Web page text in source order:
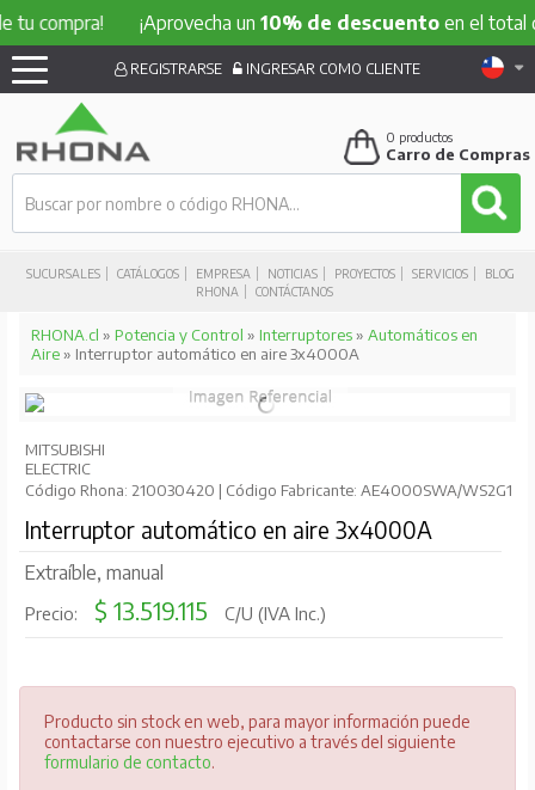
¡Aprovecha un10% de descuentoen el total de tu
SUCURSALES CATÁLOGOS EMPRESA NOTICIAS PROYECTOS SERVICIOS
BLOG
RHONA
CONTÁCTANOS
REGISTRARSE INGRESAR COMO CLIENTE
0 productos
Carro de Compras
RHONA.cl » Potencia y Control » Interruptores» Automáticos en
Aire» Interruptor automático en aire 3x4000A
MITSUBISHI
ELECTRIC
Código Rhona: 210030420 | Código Fabricante: AE4000SWA/WS2G1
Interruptor automático en aire 3x4000A
Extraíble, manual
Precio: $ 13.519.115 C/U (IVA Inc.)
Producto sin stock en web, para mayor información puede
contactarse con nuestro ejecutivo a través del siguiente
formulario de contacto.